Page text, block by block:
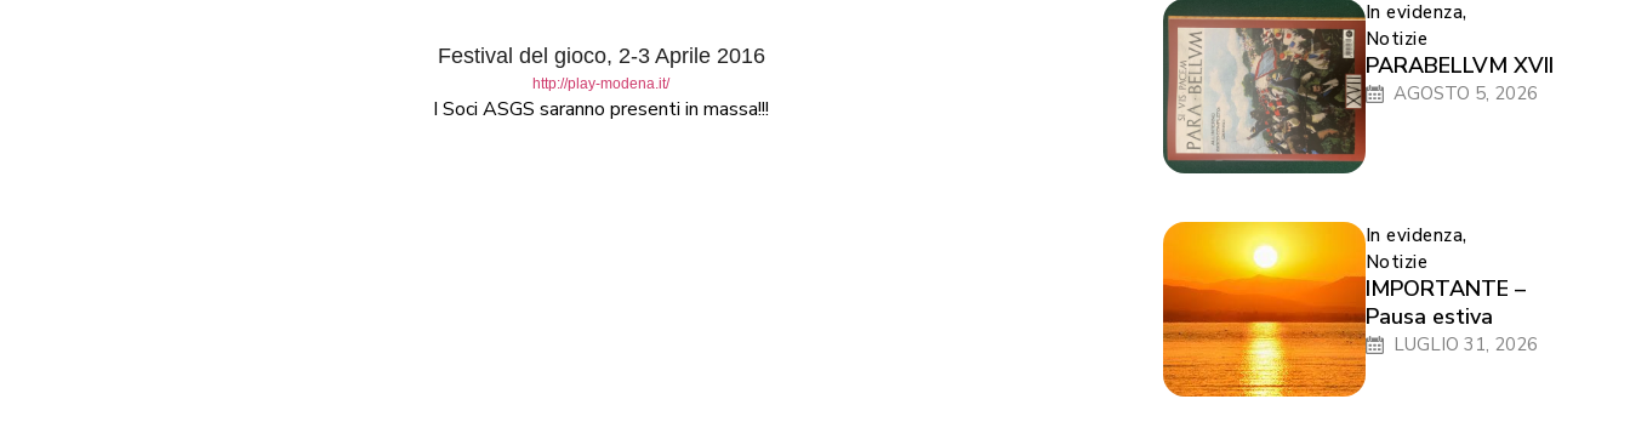
Festival del gioco, 2-3 Aprile 2016
http://play-modena.it/
I Soci ASGS saranno presenti in massa!!!
In evidenza,
Notizie
PARABELLVM XVII
AGOSTO 5, 2026
In evidenza,
Notizie
IMPORTANTE –
Pausa estiva
LUGLIO 31, 2026